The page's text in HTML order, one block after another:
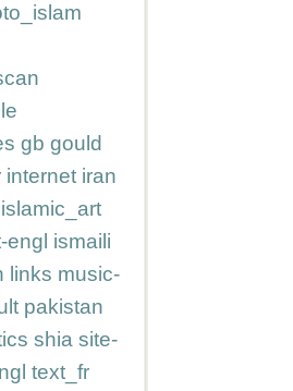
gb gould
internet iran
islamic_art
engl ismaili
links music-
pakistan
shia site-
text_fr